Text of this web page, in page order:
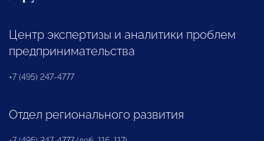
Центр экспертизы и аналитики проблем
предпринимательства
+7 (495) 247-4777
Отдел регионального развития